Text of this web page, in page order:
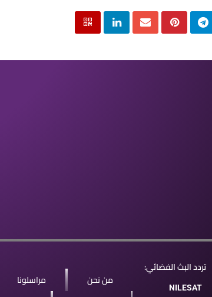
تردد البث الفضائي:
NILESAT من نحن مراسلونا